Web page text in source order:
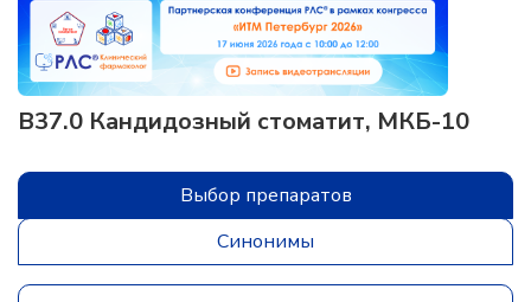
B37.0 Кандидозный стоматит, МКБ-10
Выбор препаратов
Синонимы